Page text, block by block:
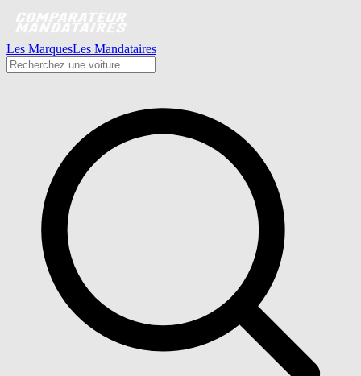
Les MarquesLes Mandataires